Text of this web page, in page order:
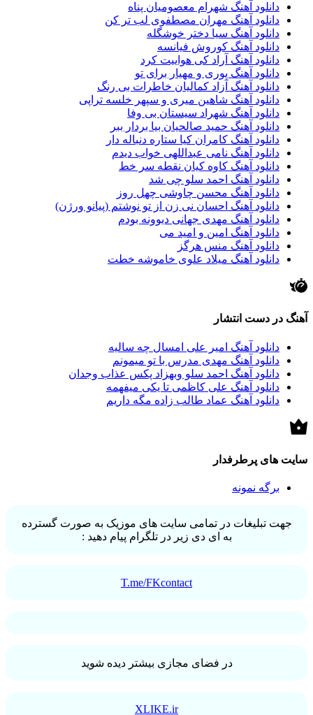
دانلود آهنگ شهرام معصومیان پناه
دانلود آهنگ مهران مصطفوی لب تر کن
دانلود آهنگ سیا دختر خوشگله
دانلود آهنگ کوروش فیانسه
دانلود آهنگ آراد کی هواییت کرد
دانلود آهنگ پوری و مهیار برای تو
دانلود آهنگ آزاد کمالیان خاطرات بی رنگ
دانلود آهنگ شاهین میری و سپهر خلسه تراپی
دانلود آهنگ شهراد سیستان بی وفا
دانلود آهنگ حمید صالحیان بیا بردار ببر
دانلود آهنگ کامران کیا ستاره دنباله دار
دانلود آهنگ نامی عبداللهی خواب دیدم
دانلود آهنگ کاوه کیان نقطه سر خط
دانلود آهنگ احمد سلو چی شد
دانلود آهنگ محسن چاوشی چهل روز
دانلود آهنگ احسان نی زن از تو نوشتم (پیانو ورژن)
دانلود آهنگ مهدی جهانی دیوونه بودم
دانلود آهنگ امین و امید می
دانلود آهنگ منس هرگز
دانلود آهنگ میلاد علوی خاموشه خطت
آهنگ در دست انتشار
دانلود آهنگ امیر علی امسال چه سالیه
دانلود آهنگ مهدی مدرس با تو میمونم
دانلود آهنگ احمد سلو وبهزاد پکس عذاب وجدان
دانلود آهنگ علی کاظمی تا یکی میفهمه
دانلود آهنگ عماد طالب زاده مگه داریم
سایت های پرطرفدار
برگه نمونه
جهت تبلیغات در تمامی سایت های موزیک به صورت گسترده
به ای دی زیر در تلگرام پیام دهید :
T.me/FKcontact
در فضای مجازی بیشتر دیده شوید
XLIKE.ir